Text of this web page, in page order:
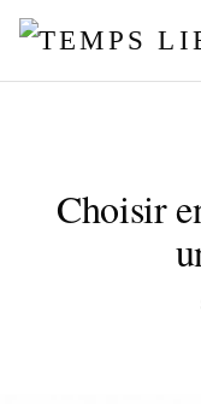
Choisir